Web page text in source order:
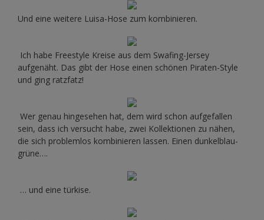
Und eine weitere Luisa-Hose zum kombinieren.
Ich habe Freestyle Kreise aus dem Swafing-Jersey
aufgenäht. Das gibt der Hose einen schönen Piraten-Style
und ging ratzfatz!
Wer genau hingesehen hat, dem wird schon aufgefallen
sein, dass ich versucht habe, zwei Kollektionen zu nähen,
die sich problemlos kombinieren lassen. Einen dunkelblau-
grüne….
… und eine türkise.